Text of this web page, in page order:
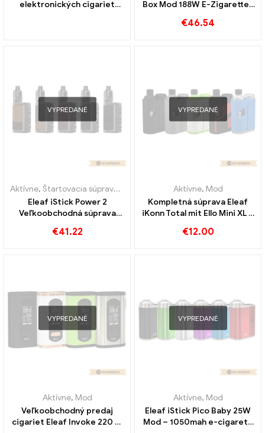
elektronických cigariet
Box Mod 188W E-Zigaretten
€46.54
VYPREDANÉ
Aktívne, Štartovacia súprava e-cigariet
Mod
Eleaf iStick Power 2
Veľkoobchodná súprava
na mieru
€41.22
VYPREDANÉ
Aktívne, Mod
Kompletná súprava Eleaf
iKonn Total mit Ello Mini XL –
veľkoobchod丨Vlastné
€12.00
VYPREDANÉ
Aktívne, Mod
Veľkoobchodný predaj
cigariet Eleaf Invoke 220 W
VYPREDANÉ
Aktívne, Mod
Eleaf iStick Pico Baby 25W
Mod – 1050mah e-cigarety